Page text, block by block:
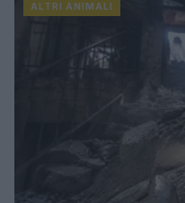
ALTRI ANIMALI